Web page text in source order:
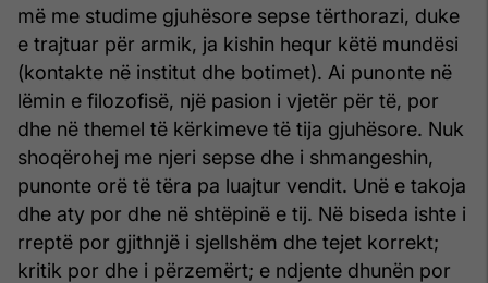
më me studime gjuhësore sepse tërthorazi, duke
e trajtuar për armik, ja kishin hequr këtë mundësi
(kontakte në institut dhe botimet). Ai punonte në
lëmin e filozofisë, një pasion i vjetër për të, por
dhe në themel të kërkimeve të tija gjuhësore. Nuk
shoqërohej me njeri sepse dhe i shmangeshin,
punonte orë të tëra pa luajtur vendit. Unë e takoja
dhe aty por dhe në shtëpinë e tij. Në biseda ishte i
rreptë por gjithnjë i sjellshëm dhe tejet korrekt;
kritik por dhe i përzemërt; e ndjente dhunën por